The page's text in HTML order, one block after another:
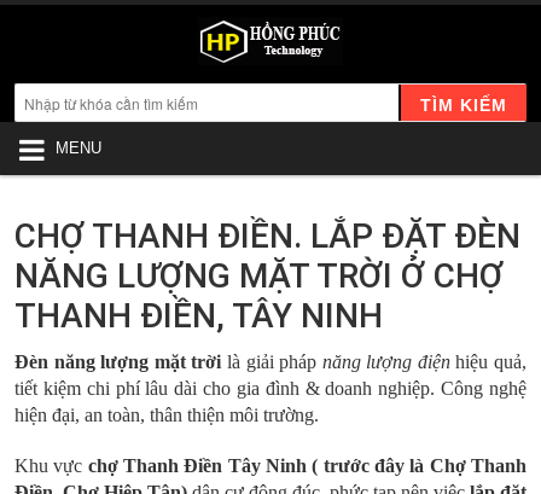
TÌM KIẾM
MENU
CHỢ THANH ĐIỀN. LẮP ĐẶT ĐÈN
NĂNG LƯỢNG MẶT TRỜI Ở CHỢ
THANH ĐIỀN, TÂY NINH
Đèn năng lượng mặt trời là giải pháp năng lượng điệnhiệu quả,
tiết kiệm chi phí lâu dài cho gia đình & doanh nghiệp. Công nghệ
hiện đại, an toàn, thân thiện môi trường.
Khu vực chợ Thanh Điền Tây Ninh ( trước đây là Chợ Thanh